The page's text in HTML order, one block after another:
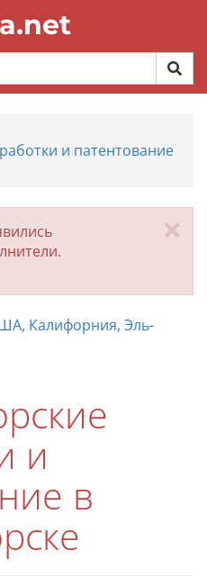
и патентование
Калифорния, Эль-
и
в